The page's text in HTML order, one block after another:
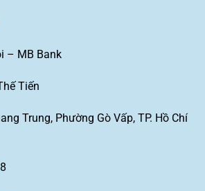
– MB Bank
Tiến
Trung, Phường Gò Vấp, TP. Hồ Chí